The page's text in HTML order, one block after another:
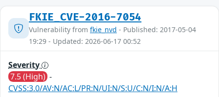
FKIE_CVE-2016-7054
Vulnerability from fkie_nvd - Published: 2017-05-04
19:29 - Updated: 2026-06-17 00:52
Severity
7.5 (High) -
CVSS:3.0/AV:N/AC:L/PR:N/UI:N/S:U/C:N/I:N/A:H